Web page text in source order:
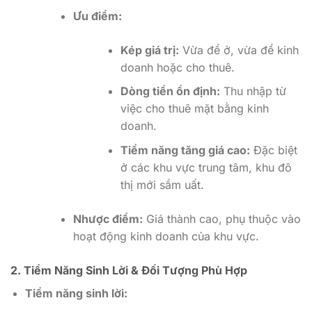
Ưu điểm:
Kép giá trị: Vừa để ở, vừa để kinh
doanh hoặc cho thuê.
Dòng tiền ổn định: Thu nhập từ
việc cho thuê mặt bằng kinh
doanh.
Tiềm năng tăng giá cao: Đặc biệt
ở các khu vực trung tâm, khu đô
thị mới sầm uất.
Nhược điểm: Giá thành cao, phụ thuộc vào
hoạt động kinh doanh của khu vực.
2. Tiềm Năng Sinh Lời & Đối Tượng Phù Hợp
Tiềm năng sinh lời: